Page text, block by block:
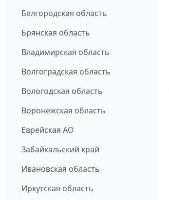
Белгородская область
Брянская область
Владимирская область
Волгоградская область
Вологодская область
Воронежская область
Еврейская АО
Забайкальский край
Ивановская область
Иркутская область